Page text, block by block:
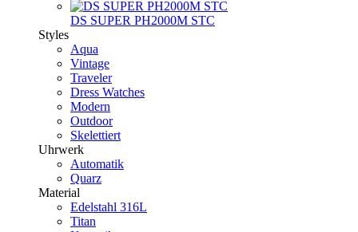
DS SUPER PH2000M STC
Styles
Aqua
Vintage
Traveler
Dress Watches
Modern
Outdoor
Skelettiert
Uhrwerk
Automatik
Quarz
Material
Edelstahl 316L
Titan